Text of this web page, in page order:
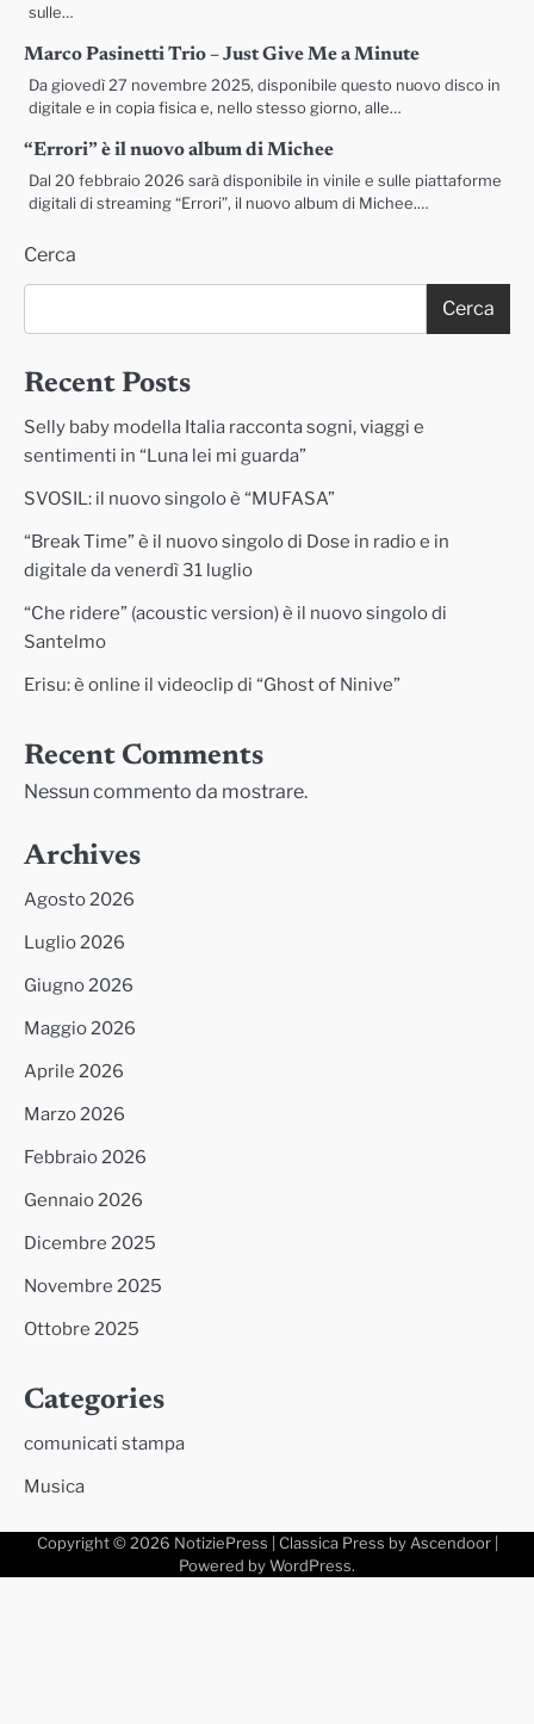
sulle…
Marco Pasinetti Trio – Just Give Me a Minute
Da giovedì 27 novembre 2025, disponibile questo nuovo disco in
digitale e in copia fisica e, nello stesso giorno, alle…
“Errori” è il nuovo album di Michee
Dal 20 febbraio 2026 sarà disponibile in vinile e sulle piattaforme
digitali di streaming “Errori”, il nuovo album di Michee.…
Cerca
Cerca
Recent Posts
Selly baby modella Italia racconta sogni, viaggi e
sentimenti in “Luna lei mi guarda”
SVOSIL: il nuovo singolo è “MUFASA”
“Break Time” è il nuovo singolo di Dose in radio e in
digitale da venerdì 31 luglio
“Che ridere” (acoustic version) è il nuovo singolo di
Santelmo
Erisu: è online il videoclip di “Ghost of Ninive”
Recent Comments
Nessun commento da mostrare.
Archives
Agosto 2026
Luglio 2026
Giugno 2026
Maggio 2026
Aprile 2026
Marzo 2026
Febbraio 2026
Gennaio 2026
Dicembre 2025
Novembre 2025
Ottobre 2025
Categories
comunicati stampa
Musica
Copyright © 2026 NotiziePress | Classica Press by Ascendoor|
Powered by WordPress.